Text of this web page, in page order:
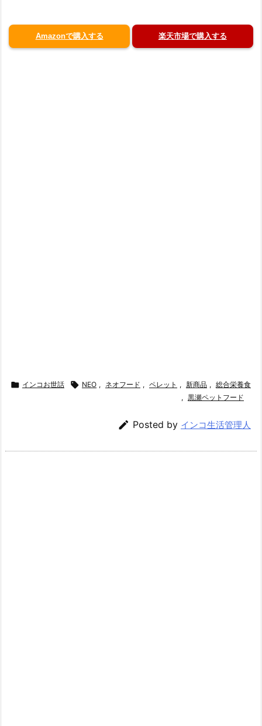
Amazonで購入する 楽天市場で購入する
 インコお世話  NEO , ネオフード , ペレット , 新商品 , 総合栄養食
, 黒瀬ペットフード
 Posted by インコ生活管理人